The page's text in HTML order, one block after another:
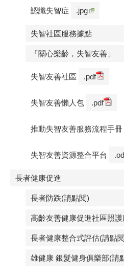
認識失智症 .jpg
失智社區服務據點
「關心樂齡，失智友善」
失智友善社區 .pdf
失智友善懶人包 .pdf
推動失智友善服務流程手冊
失智友善資源整合平台
長者健康促進
長者防跌(請點閱)
高齡友善健康促進社區照
長者健康整合式評估(請點
雄健康 銀髮健身俱樂部(請